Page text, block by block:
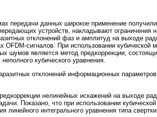
передачи данных широкое применение
устройств, накладывают
отклонений фаз и амплитуд на выходе
сигналов. При использовании кубической
шумов является метод предкоррекции,
кубического уравнения.
отклонений информационных
нелинейных искажений на выходе
Показано, что при использовании
линейного интегрального уравнения типа